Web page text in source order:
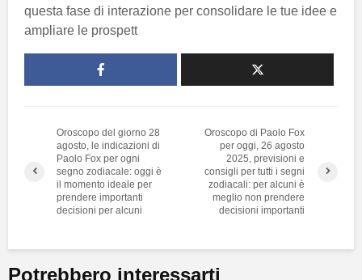
questa fase di interazione per consolidare le tue idee e
ampliare le prospett
Oroscopo del giorno 28
agosto, le indicazioni di
Paolo Fox per ogni
segno zodiacale: oggi è
il momento ideale per
prendere importanti
decisioni per alcuni
Oroscopo di Paolo Fox
per oggi, 26 agosto
2025, previsioni e
consigli per tutti i segni
zodiacali: per alcuni è
meglio non prendere
decisioni importanti
Potrebbero interessarti